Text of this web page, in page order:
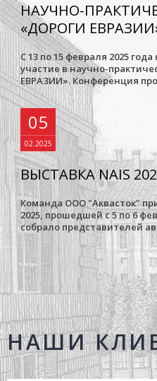
НАУЧНО-
«ДОРОГИ
С 13 по 15 февраля 2025
участие в научно-
ЕВРАЗИИ». Конференция
05
02.2025
ВЫСТАВКА NAIS
Команда ООО "Аквасток"
2025, прошедшей с 5 по 6
собрало представителей
НАШИ